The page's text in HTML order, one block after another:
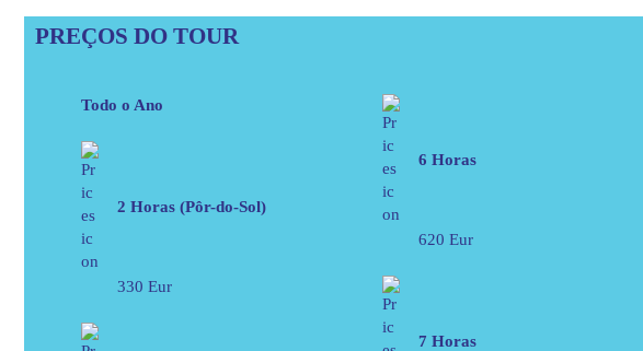
PREÇOS DO TOUR
Todo o Ano
2 Horas (Pôr-do-Sol)
330 Eur
6 Horas
620 Eur
7 Horas